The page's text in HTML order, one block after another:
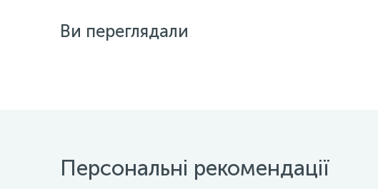
Ви переглядали
Персональні рекомендації